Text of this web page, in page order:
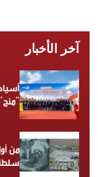
آخر الأخبار
من